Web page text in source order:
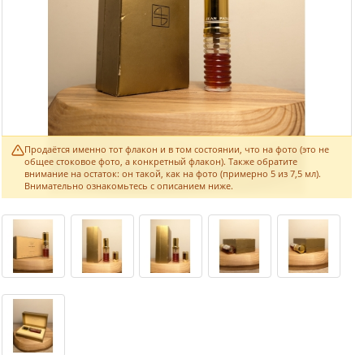
Продаётся именно тот флакон и в том состоянии, что на фото (это не
общее стоковое фото, а конкретный флакон). Также обратите
внимание на остаток: он такой, как на фото (примерно 5 из 7,5 мл).
Внимательно ознакомьтесь с описанием ниже.